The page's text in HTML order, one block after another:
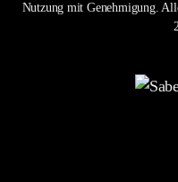
Nutzung mit Genehmigung.